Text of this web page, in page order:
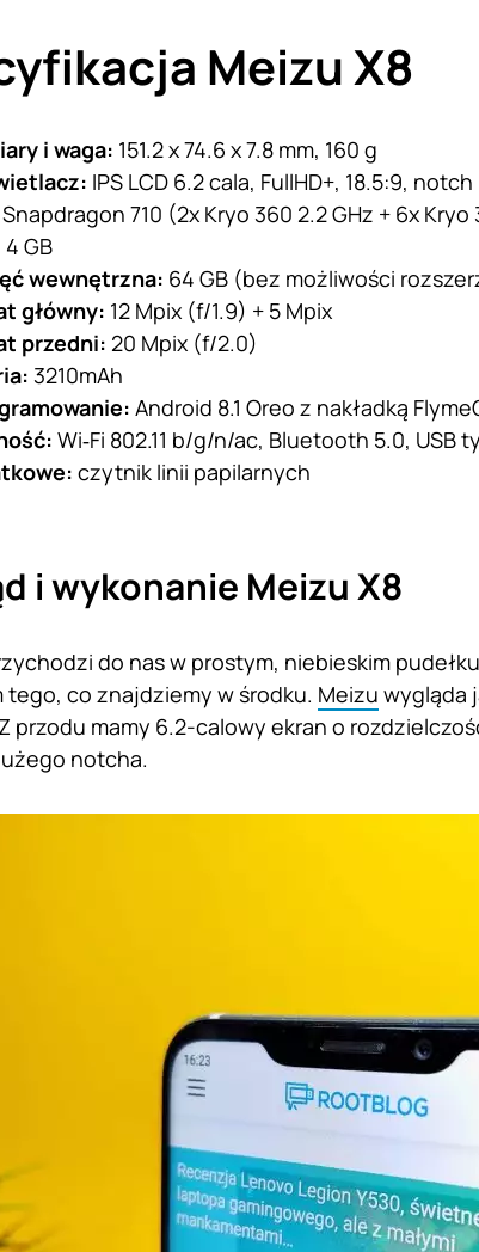
Meizu X8
i waga: 151.2 x 74.6 x 7.8 mm, 160 g
IPS LCD 6.2 cala, FullHD+, 18.5:9, notch
Snapdragon 710 (2x Kryo 360 2.2 GHz + 6x
4 GB
wewnętrzna: 64 GB (bez możliwości
główny: 12 Mpix (f/1.9) + 5 Mpix
przedni: 20 Mpix (f/2.0)
3210mAh
Android 8.1 Oreo z nakładką
Wi‑Fi 802.11 b/g/n/ac, Bluetooth 5.0, USB
czytnik linii papilarnych
i wykonanie Meizu X8
do nas w prostym, niebieskim
tego, co znajdziemy w środku. Meizu wygląda
przodu mamy 6.2-calowy ekran o
notcha.